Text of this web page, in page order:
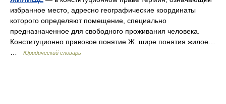
избранное место, адресно географические координаты
которого определяют помещение, специально
предназначенное для свободного проживания человека.
Конституционно правовое понятие Ж. шире понятия жилое…
…
Юридический словарь